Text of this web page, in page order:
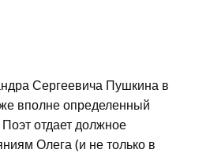
Сергеевича Пушкина в
вполне определенный
отдает должное
Олега (и не только в